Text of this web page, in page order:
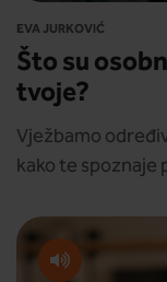
EVA JURKOVIĆ
Što su
tvoje?
Vježbamo
kako te